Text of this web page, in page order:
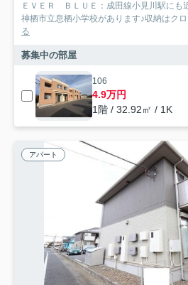
ＥＶＥＲ ＢＬＵＥ：成田線小見川駅にも
神栖市立息栖小学校があります♪収納はク
る
募集中の部屋
106
4.9万円
1階 / 32.92㎡ / 1K
アパート